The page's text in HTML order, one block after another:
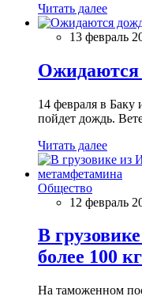
Читать далее
13 февраль
Ожидаются
14 февраля в Баку
пойдет дождь.
Читать далее
Общество
12 февраль
В
более 100
На таможенном